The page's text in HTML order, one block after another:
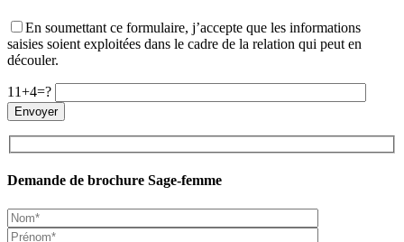
En soumettant ce formulaire, j’accepte que les informations
saisies soient exploitées dans le cadre de la relation qui peut en
découler.
11+4=?
Demande de brochure Sage-femme